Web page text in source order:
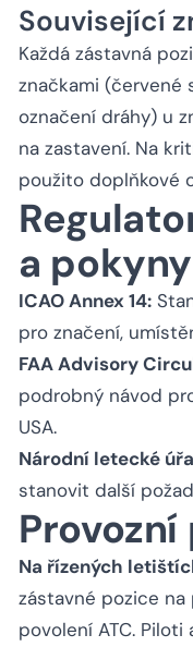
Související
Každá zástavná
značkami (červené
označení dráhy) u
na zastavení. Na
použito doplňkové
a pokyny
ICAO Annex 14:
pro značení,
FAA Advisory
podrobný návod
USA.
Národní letecké
stanovit další
Na řízených
zástavné pozice
povolení ATC.